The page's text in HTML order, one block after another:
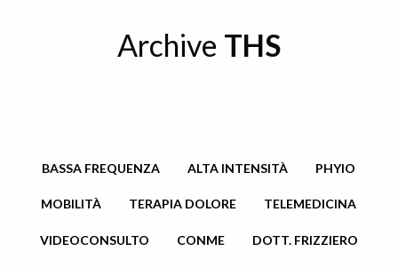
Archive THS
BASSA FREQUENZA ALTA INTENSITÀ PHYIO
MOBILITÀ TERAPIA DOLORE TELEMEDICINA
VIDEOCONSULTO CONME DOTT. FRIZZIERO